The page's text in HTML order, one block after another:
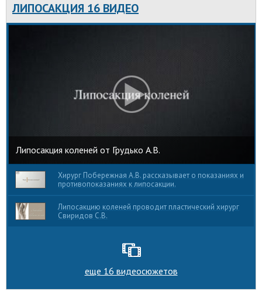
ЛИПОСАКЦИЯ 16 ВИДЕО
Липосакция коленей от Грудько А.В.
Хирург Побережная А.В. рассказывает о показаниях и
противопоказаниях к липосакции.
Липосакцию коленей проводит пластический хирург
Свиридов С.В.
еще 16 видеосюжетов